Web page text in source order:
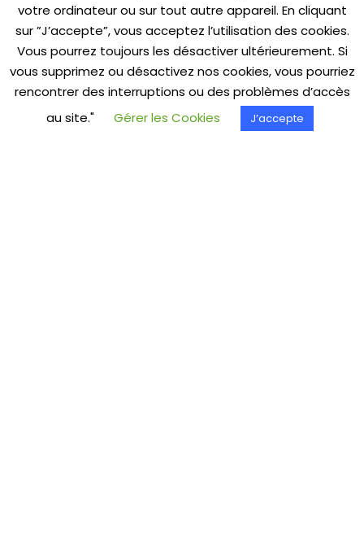
Paiement Sécurisé
Mentions Légales
Politique de confidentialité
votre ordinateur ou sur tout autre appareil. En cliquant
sur ”J’accepte”, vous acceptez l’utilisation des cookies.
Vous pourrez toujours les désactiver ultérieurement. Si
vous supprimez ou désactivez nos cookies, vous pourriez
rencontrer des interruptions ou des problèmes d’accès
au site."
Gérer les Cookies J’accepte